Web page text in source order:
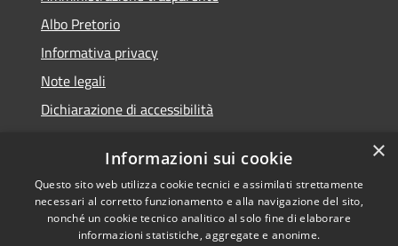
Albo Pretorio
Informativa privacy
Note legali
Dichiarazione di accessibilità
RSS
Accessibilità
Copyright © 2026 • Comune di
Veduggio con Colzano •
Powered byMunicipium
×
Informazioni sui cookie
Questo sito web utilizza cookie tecnici e assimilati strettamente
necessari al corretto funzionamento e alla navigazione del sito,
nonché un cookie tecnico analitico al solo fine di elaborare
informazioni statistiche, aggregate e anonime.